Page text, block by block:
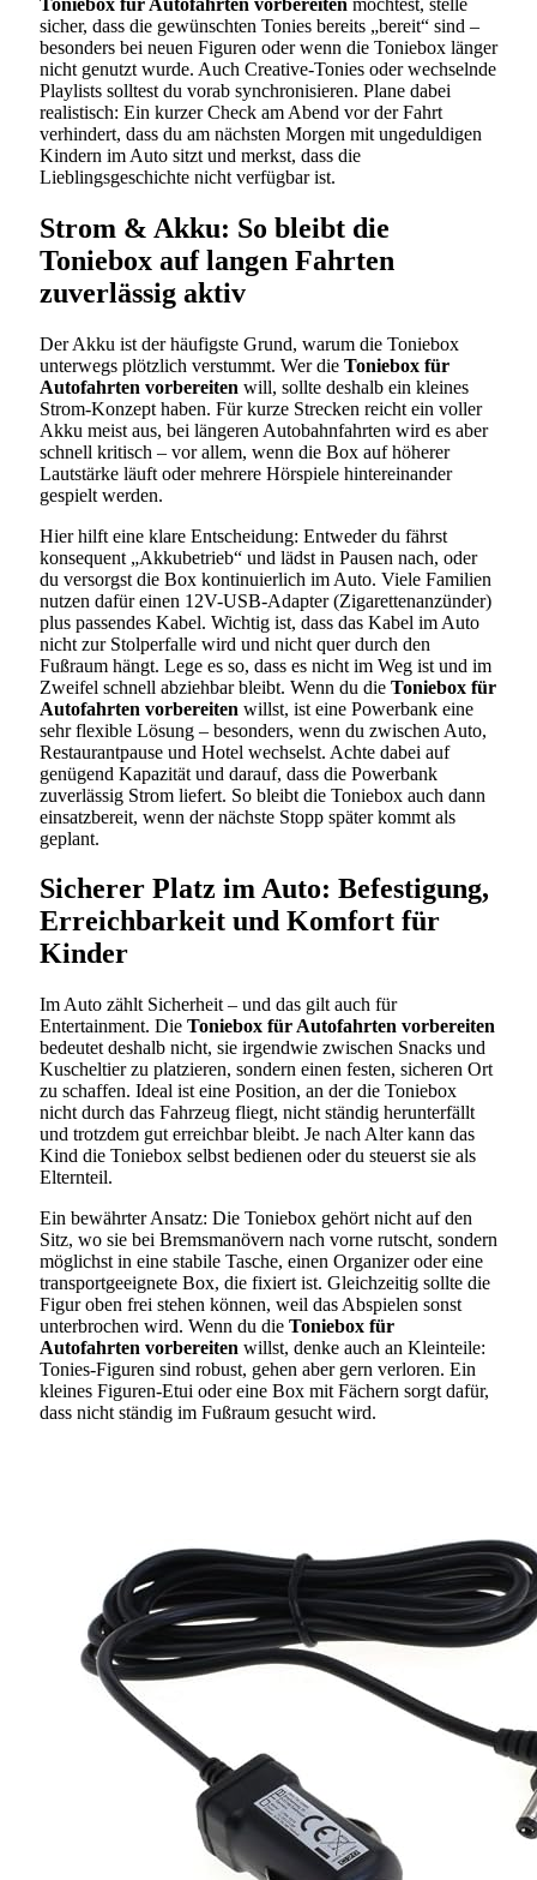
sicher, dass die gewünschten Tonies bereits „bereit“ sind –
besonders bei neuen Figuren oder wenn die Toniebox länger
nicht genutzt wurde. Auch Creative-Tonies oder wechselnde
Playlists solltest du vorab synchronisieren. Plane dabei
realistisch: Ein kurzer Check am Abend vor der Fahrt
verhindert, dass du am nächsten Morgen mit ungeduldigen
Kindern im Auto sitzt und merkst, dass die
Lieblingsgeschichte nicht verfügbar ist.
Strom & Akku: So bleibt die
Toniebox auf langen Fahrten
zuverlässig aktiv
Der Akku ist der häufigste Grund, warum die Toniebox
unterwegs plötzlich verstummt. Wer die Toniebox für
Autofahrten vorbereiten will, sollte deshalb ein kleines
Strom-Konzept haben. Für kurze Strecken reicht ein voller
Akku meist aus, bei längeren Autobahnfahrten wird es aber
schnell kritisch – vor allem, wenn die Box auf höherer
Lautstärke läuft oder mehrere Hörspiele hintereinander
gespielt werden.
Hier hilft eine klare Entscheidung: Entweder du fährst
konsequent „Akkubetrieb“ und lädst in Pausen nach, oder
du versorgst die Box kontinuierlich im Auto. Viele Familien
nutzen dafür einen 12V-USB-Adapter (Zigarettenanzünder)
plus passendes Kabel. Wichtig ist, dass das Kabel im Auto
nicht zur Stolperfalle wird und nicht quer durch den
Fußraum hängt. Lege es so, dass es nicht im Weg ist und im
Zweifel schnell abziehbar bleibt. Wenn du die Toniebox für
Autofahrten vorbereiten willst, ist eine Powerbank eine
sehr flexible Lösung – besonders, wenn du zwischen Auto,
Restaurantpause und Hotel wechselst. Achte dabei auf
genügend Kapazität und darauf, dass die Powerbank
zuverlässig Strom liefert. So bleibt die Toniebox auch dann
einsatzbereit, wenn der nächste Stopp später kommt als
geplant.
Sicherer Platz im Auto: Befestigung,
Erreichbarkeit und Komfort für
Kinder
Im Auto zählt Sicherheit – und das gilt auch für
Entertainment. Die Toniebox für Autofahrten vorbereiten
bedeutet deshalb nicht, sie irgendwie zwischen Snacks und
Kuscheltier zu platzieren, sondern einen festen, sicheren Ort
zu schaffen. Ideal ist eine Position, an der die Toniebox
nicht durch das Fahrzeug fliegt, nicht ständig herunterfällt
und trotzdem gut erreichbar bleibt. Je nach Alter kann das
Kind die Toniebox selbst bedienen oder du steuerst sie als
Elternteil.
Ein bewährter Ansatz: Die Toniebox gehört nicht auf den
Sitz, wo sie bei Bremsmanövern nach vorne rutscht, sondern
möglichst in eine stabile Tasche, einen Organizer oder eine
transportgeeignete Box, die fixiert ist. Gleichzeitig sollte die
Figur oben frei stehen können, weil das Abspielen sonst
unterbrochen wird. Wenn du die Toniebox für
Autofahrten vorbereiten willst, denke auch an Kleinteile:
Tonies-Figuren sind robust, gehen aber gern verloren. Ein
kleines Figuren-Etui oder eine Box mit Fächern sorgt dafür,
dass nicht ständig im Fußraum gesucht wird.